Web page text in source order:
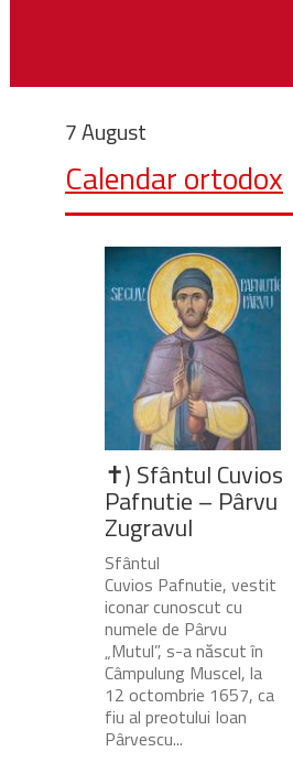
7 August
Calendar ortodox
✝) Sfântul Cuvios
Pafnutie – Pârvu
Zugravul
Sfântul
Cuvios Pafnutie, vestit
iconar cunoscut cu
numele de Pârvu
„Mutul”, s-a născut în
Câmpulung Muscel, la
12 octombrie 1657, ca
fiu al preotului Ioan
Pârvescu...